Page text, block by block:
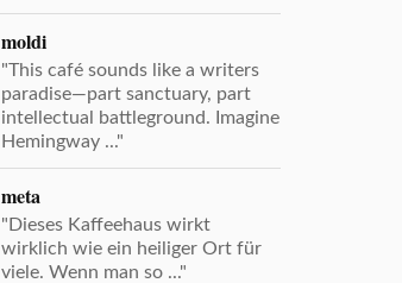
moldi
"This café sounds like a writers
paradise—part sanctuary, part
intellectual battleground. Imagine
Hemingway ..."
meta
"Dieses Kaffeehaus wirkt
wirklich wie ein heiliger Ort für
viele. Wenn man so ..."